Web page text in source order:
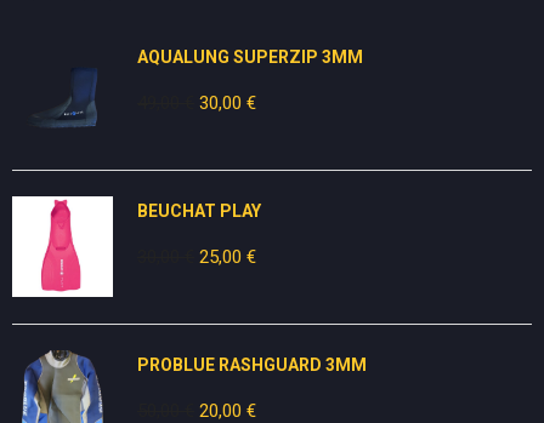
AQUALUNG SUPERZIP 3MM
Original
30,00 €Η
30,00 €.
BEUCHAT PLAY
Original
25,00 €Η
25,00 €.
PROBLUE RASHGUARD 3MM
Original
20,00 €Η